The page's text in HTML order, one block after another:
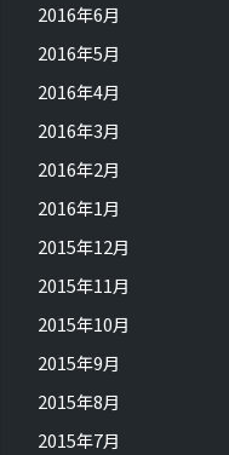
2016年6月
2016年5月
2016年4月
2016年3月
2016年2月
2016年1月
2015年12月
2015年11月
2015年10月
2015年9月
2015年8月
2015年7月